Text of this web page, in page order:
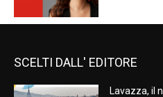
SCELTI DALL' EDITORE
Lavazza, il